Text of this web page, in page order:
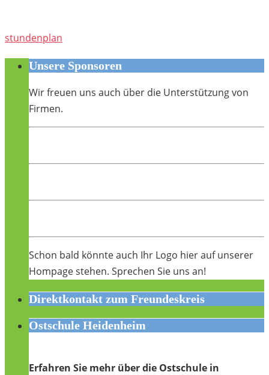
stundenplan
Unsere Sponsoren
Wir freuen uns auch über die Unterstützung von
Firmen.
Schon bald könnte auch Ihr Logo hier auf unserer
Hompage stehen. Sprechen Sie uns an!
Direktkontakt zum Freundeskreis
Ostschule Heidenheim
Erfahren Sie mehr über die Ostschule in